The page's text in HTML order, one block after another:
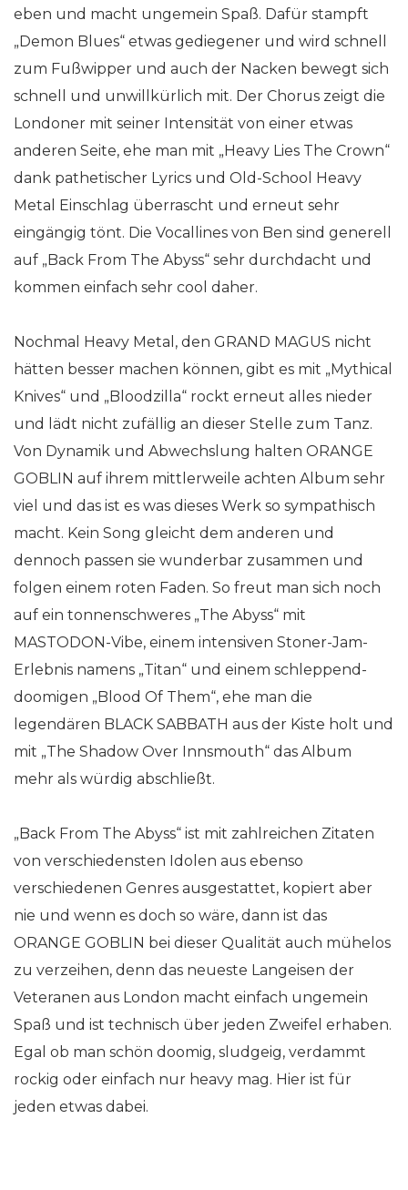
eben und macht ungemein Spaß. Dafür stampft
„Demon Blues“ etwas gediegener und wird schnell
zum Fußwipper und auch der Nacken bewegt sich
schnell und unwillkürlich mit. Der Chorus zeigt die
Londoner mit seiner Intensität von einer etwas
anderen Seite, ehe man mit „Heavy Lies The Crown“
dank pathetischer Lyrics und Old-School Heavy
Metal Einschlag überrascht und erneut sehr
eingängig tönt. Die Vocallines von Ben sind generell
auf „Back From The Abyss“ sehr durchdacht und
kommen einfach sehr cool daher.
Nochmal Heavy Metal, den GRAND MAGUS nicht
hätten besser machen können, gibt es mit „Mythical
Knives“ und „Bloodzilla“ rockt erneut alles nieder
und lädt nicht zufällig an dieser Stelle zum Tanz.
Von Dynamik und Abwechslung halten ORANGE
GOBLIN auf ihrem mittlerweile achten Album sehr
viel und das ist es was dieses Werk so sympathisch
macht. Kein Song gleicht dem anderen und
dennoch passen sie wunderbar zusammen und
folgen einem roten Faden. So freut man sich noch
auf ein tonnenschweres „The Abyss“ mit
MASTODON-Vibe, einem intensiven Stoner-Jam-
Erlebnis namens „Titan“ und einem schleppend-
doomigen „Blood Of Them“, ehe man die
legendären BLACK SABBATH aus der Kiste holt und
mit „The Shadow Over Innsmouth“ das Album
mehr als würdig abschließt.
„Back From The Abyss“ ist mit zahlreichen Zitaten
von verschiedensten Idolen aus ebenso
verschiedenen Genres ausgestattet, kopiert aber
nie und wenn es doch so wäre, dann ist das
ORANGE GOBLIN bei dieser Qualität auch mühelos
zu verzeihen, denn das neueste Langeisen der
Veteranen aus London macht einfach ungemein
Spaß und ist technisch über jeden Zweifel erhaben.
Egal ob man schön doomig, sludgeig, verdammt
rockig oder einfach nur heavy mag. Hier ist für
jeden etwas dabei.